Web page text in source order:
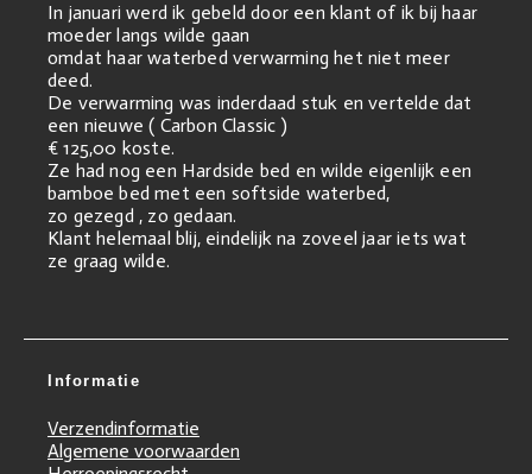
In januari werd ik gebeld door een klant of ik bij haar
moeder langs wilde gaan
omdat haar waterbed verwarming het niet meer
deed.
De verwarming was inderdaad stuk en vertelde dat
een nieuwe ( Carbon Classic )
€ 125,00 koste.
Ze had nog een Hardside bed en wilde eigenlijk een
bamboe bed met een softside waterbed,
zo gezegd , zo gedaan.
Klant helemaal blij, eindelijk na zoveel jaar iets wat
ze graag wilde.
Informatie
Verzendinformatie
Algemene voorwaarden